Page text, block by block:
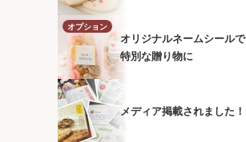
オプション
オリジナルネームシールで
特別な贈り物に
メディア掲載されました！